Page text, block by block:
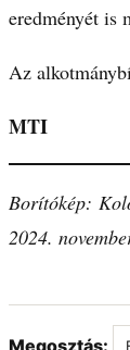
eredményét is
Az
MTI
Borítókép:
2024.